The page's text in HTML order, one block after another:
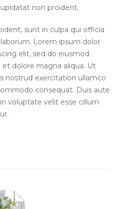
non proident.
sunt in culpa qui officia
Lorem ipsum dolor
elit, sed do eiusmod
dolore magna aliqua. Ut
nostrud exercitation ullamco
consequat. Duis aute
voluptate velit esse cillum